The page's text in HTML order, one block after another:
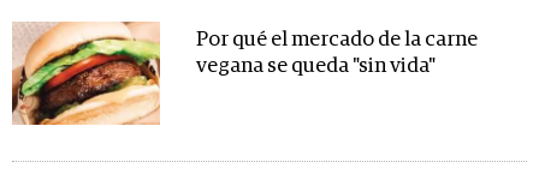
Por qué el mercado de la carne
vegana se queda "sin vida"